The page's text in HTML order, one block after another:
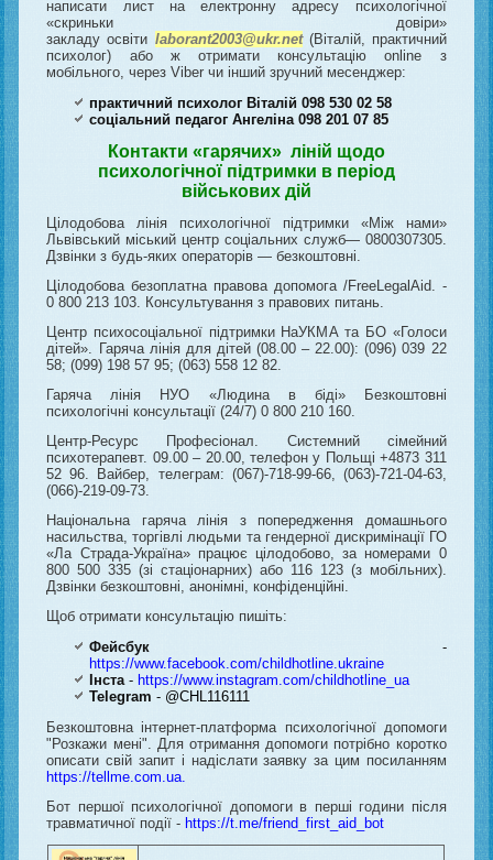
написати лист на електронну адресу психологічної
«скриньки довіри»
закладу освіти laborant2003@ukr.net(Віталій, практичний
психолог) або ж отримати консультацію online з
мобільного, через Viber чи інший зручний месенджер:
практичний психолог Віталій 098 530 02 58
соціальний педагог Ангеліна 098 201 07 85
Контакти «гарячих» ліній щодо
психологічної підтримки в період
військових дій
Цілодобова лінія психологічної підтримки «Між нами»
Львівський міський центр соціальних служб— 0800307305.
Дзвінки з будь-яких операторів — безкоштовні.
Цілодобова безоплатна правова допомога /FreeLegalAid. -
0 800 213 103. Консультування з правових питань.
Центр психосоціальної підтримки НаУКМА та БО «Голоси
дітей». Гаряча лінія для дітей (08.00 – 22.00): (096) 039 22
58; (099) 198 57 95; (063) 558 12 82.
Гаряча лінія НУО «Людина в біді» Безкоштовні
психологічні консультації (24/7) 0 800 210 160.
Центр-Ресурс Професіонал. Системний сімейний
психотерапевт. 09.00 – 20.00, телефон у Польщі +4873 311
52 96. Вайбер, телеграм: (067)-718-99-66, (063)-721-04-63,
(066)-219-09-73.
Національна гаряча лінія з попередження домашнього
насильства, торгівлі людьми та гендерної дискримінації ГО
«Ла Страда-Україна» працює цілодобово, за номерами 0
800 500 335 (зі стаціонарних) або 116 123 (з мобільних).
Дзвінки безкоштовні, анонімні, конфіденційні.
Щоб отримати консультацію пишіть:
Фейсбук -
https://www.facebook.com/childhotline.ukraine
Інста- https://www.instagram.com/childhotline_ua
Telegram - @CHL116111
Безкоштовна інтернет-платформа психологічної допомоги
"Розкажи мені". Для отримання допомоги потрібно коротко
описати свій запит і надіслати заявку за цим посиланням
https://tellme.com.ua.
Бот першої психологічної допомоги в перші години після
травматичної події - https://t.me/friend_first_aid_bot